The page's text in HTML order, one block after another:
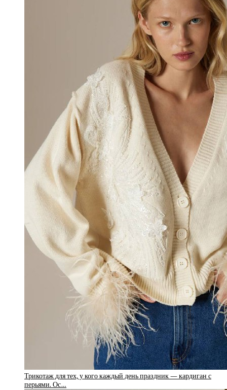
Трикотаж для тех, у кого каждый день праздник — кардиган с
перьями. Ос…